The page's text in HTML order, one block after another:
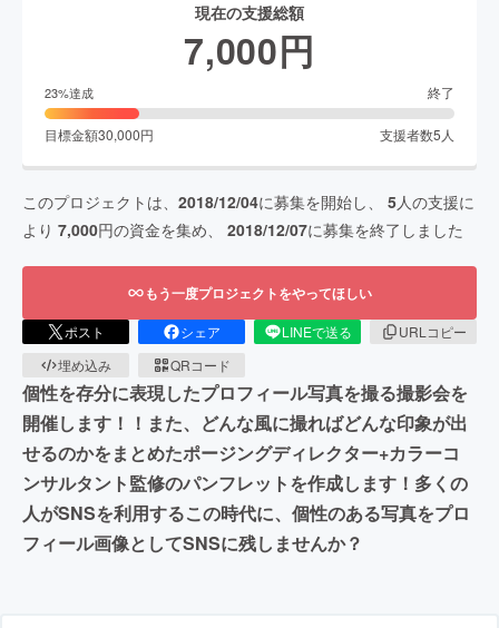
現在の支援総額
7,000円
23%達成 終了
目標金額30,000円 支援者数5人
このプロジェクトは、 2018/12/04に募集を開始し、 5人の支援に
より 7,000円の資金を集め、 2018/12/07に募集を終了しました
もう一度プロジェクトをやってほしい
ポスト シェア LINEで送る
URLコピー
埋め込み
QRコード
個性を存分に表現したプロフィール写真を撮る撮影会を
開催します！！また、どんな風に撮ればどんな印象が出
せるのかをまとめたポージングディレクター+カラーコ
ンサルタント監修のパンフレットを作成します！多くの
人がSNSを利用するこの時代に、個性のある写真をプロ
フィール画像としてSNSに残しませんか？